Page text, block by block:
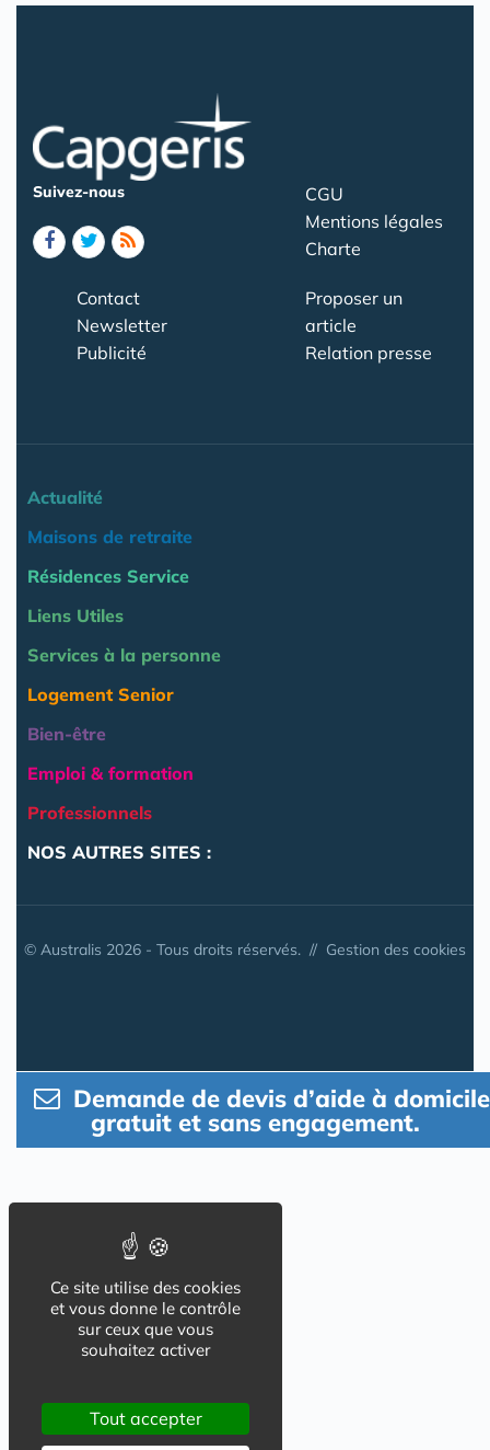
Suivez-nous
CGU
Mentions légales
Charte
Contact
Newsletter
Publicité
Proposer un
article
Relation presse
Actualité
Maisons de retraite
Résidences Service
Liens Utiles
Services à la personne
Logement Senior
Bien-être
Emploi & formation
Professionnels
NOS AUTRES SITES :
© Australis 2026 - Tous droits réservés. // Gestion des cookies
Demande de devis d’aide à domicile
gratuit et sans engagement.
Ce site utilise des cookies
et vous donne le contrôle
sur ceux que vous
souhaitez activer
Tout accepter